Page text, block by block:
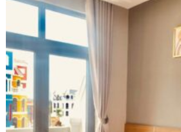
theo
mới